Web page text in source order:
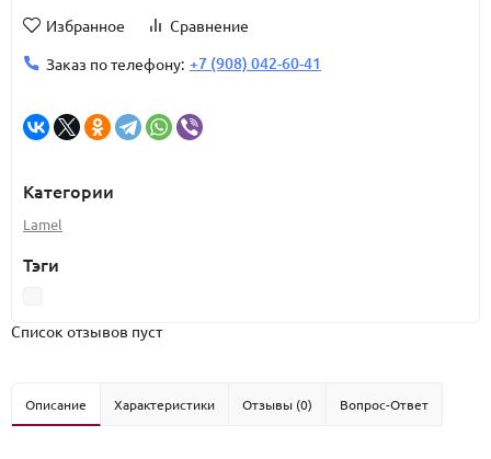
Избранное
Сравнение
Заказ по телефону: +7 (908) 042-60-41
Категории
Lamel
Тэги
Список отзывов пуст
Описание Характеристики Отзывы (0) Вопрос-Ответ